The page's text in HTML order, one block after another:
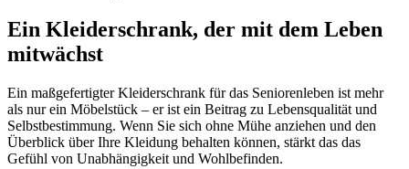
Ein Kleiderschrank, der mit dem Leben
mitwächst
Ein maßgefertigter Kleiderschrank für das Seniorenleben ist mehr
als nur ein Möbelstück – er ist ein Beitrag zu Lebensqualität und
Selbstbestimmung. Wenn Sie sich ohne Mühe anziehen und den
Überblick über Ihre Kleidung behalten können, stärkt das das
Gefühl von Unabhängigkeit und Wohlbefinden.